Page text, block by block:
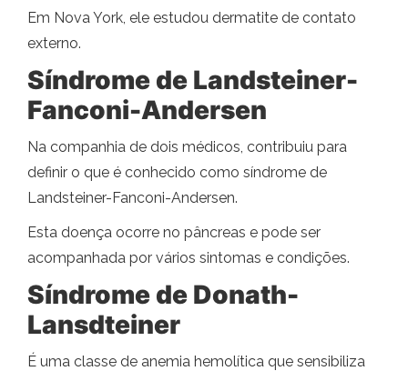
Em Nova York, ele estudou dermatite de contato
externo.
Síndrome de Landsteiner-
Fanconi-Andersen
Na companhia de dois médicos, contribuiu para
definir o que é conhecido como síndrome de
Landsteiner-Fanconi-Andersen.
Esta doença ocorre no pâncreas e pode ser
acompanhada por vários sintomas e condições.
Síndrome de Donath-
Lansdteiner
É uma classe de anemia hemolítica que sensibiliza